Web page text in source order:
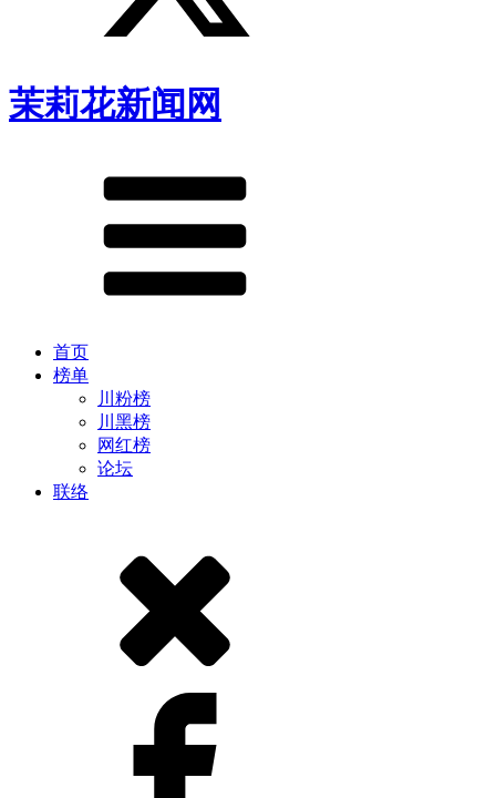
茉莉花新闻网
首页
榜单
川粉榜
川黑榜
网红榜
论坛
联络